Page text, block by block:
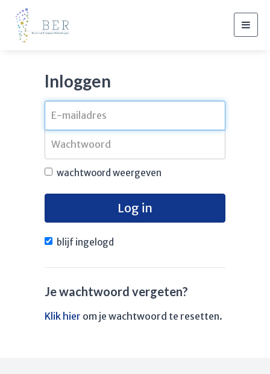
Inloggen
wachtwoord weergeven
Log in
blijf ingelogd
Je wachtwoord vergeten?
Klik hier om je wachtwoord te resetten.